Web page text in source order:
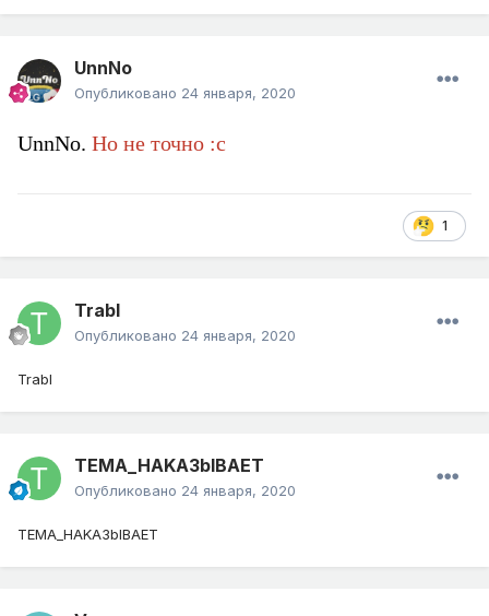
UnnNo
Опубликовано 24 января, 2020
UnnNo. Но не точно :c
1
Trabl
Опубликовано 24 января, 2020
Trabl
TEMA_HAKA3blBAET
Опубликовано 24 января, 2020
TEMA_HAKA3blBAET